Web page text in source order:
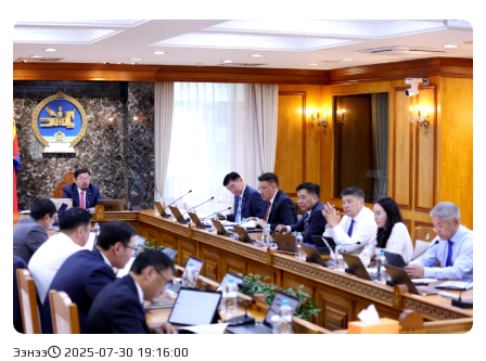
Ээнээ 2025-07-30 19:16:00